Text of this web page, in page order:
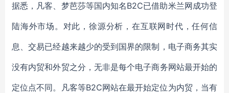
据悉，凡客、梦芭莎等国内知名B2C已借助米兰网成功登
陆海外市场。对此，徐源分析，在互联网时代，任何信
息、交易已经越来越少的受到国界的限制，电子商务其实
没有内贸和外贸之分，无非是每个电子商务网站最开始的
定位点不同。凡客等B2C网站在最开始定位为内贸，当有